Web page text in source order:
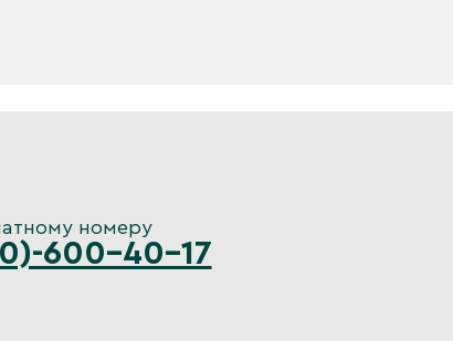
номеру
600-40-17